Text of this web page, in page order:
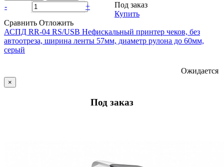
- +
Под заказ
Купить
Сравнить Отложить
АСПД RR-04 RS/USB Нефискальный принтер чеков, без
автоотреза, ширина ленты 57мм, диаметр рулона до 60мм,
серый
Ожидается
×
Под заказ